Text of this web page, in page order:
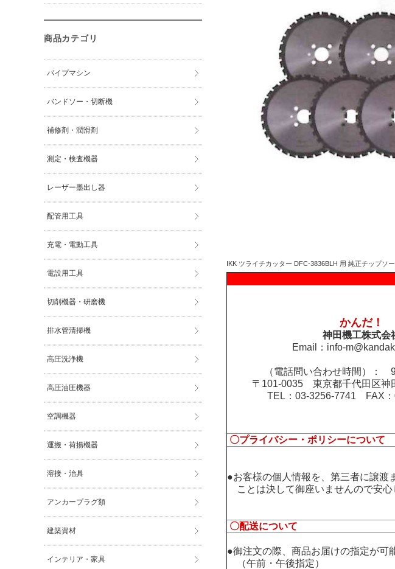
IKK ツライチカッター DFC-3836BLH 用 純正チップソ
かんだ！
神田機工株式会
Email： info-
（電話問い合わせ時間）：
〒101-0035 東京都千代田区神
TEL：03-3256-7741 FAX
〇プライバシー・ポリシーについて
●お客様の個人情報を、第三者に譲渡
ことは決して御座いませんので安心
〇配送について
●御注文の際、商品お届けの指定が可
（午前・午後指定）
商品カテゴリ
パイプマシン
バンドソー・切断機
補修剤・潤滑剤
測定・検査機器
レーザー墨出し器
配管用工具
充電・電動工具
電設用工具
切削機器・研磨機
排水管清掃機
高圧洗浄機
高圧油圧機器
空調機器
運搬・荷揚機器
溶接・治具
アンカープラグ類
建築資材
インテリア・家具